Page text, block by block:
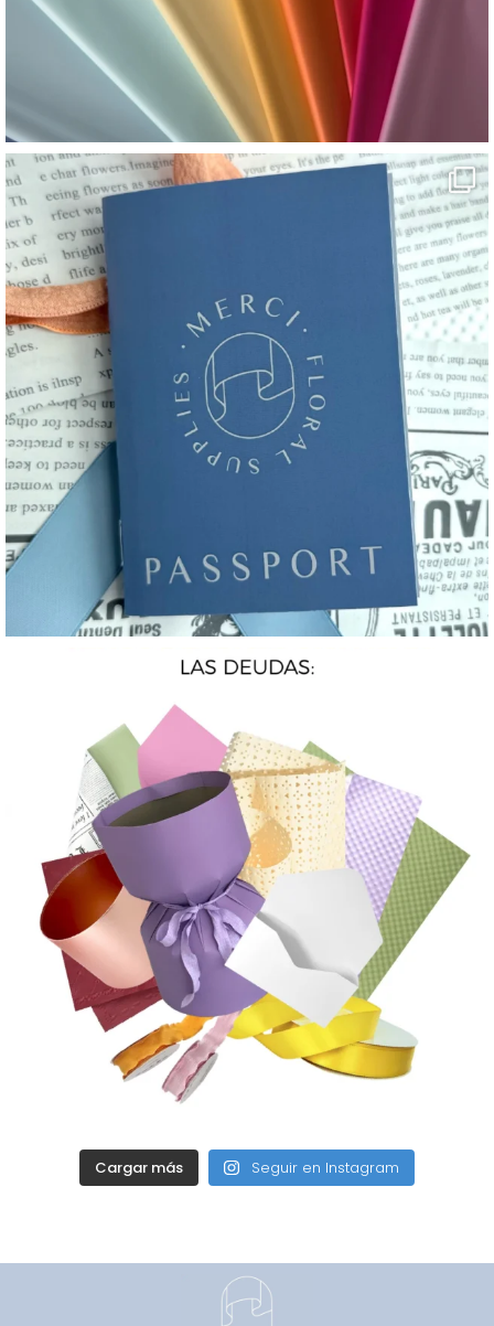
Cargar más Seguir en Instagram